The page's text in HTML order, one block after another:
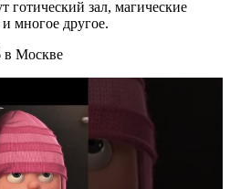
готический зал, магические
многое другое.